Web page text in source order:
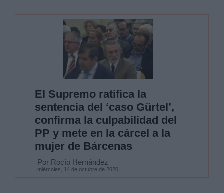
El Supremo ratifica la
sentencia del ‘caso Gürtel’,
confirma la culpabilidad del
PP y mete en la cárcel a la
mujer de Bárcenas
Por Rocío Hernández
miércoles, 14 de octubre de 2020